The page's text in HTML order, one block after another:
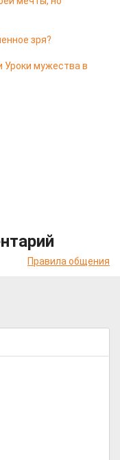
зря?
Уроки мужества в
Правила общения